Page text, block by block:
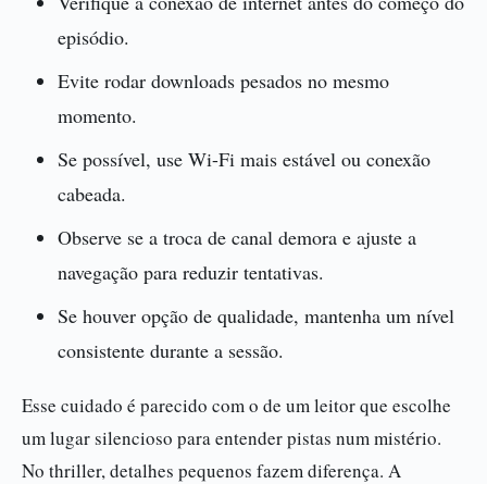
episódio.
Evite rodar downloads pesados no mesmo
momento.
Se possível, use Wi-Fi mais estável ou conexão
cabeada.
Observe se a troca de canal demora e ajuste a
navegação para reduzir tentativas.
Se houver opção de qualidade, mantenha um nível
consistente durante a sessão.
Esse cuidado é parecido com o de um leitor que escolhe
um lugar silencioso para entender pistas num mistério.
No thriller, detalhes pequenos fazem diferença. A